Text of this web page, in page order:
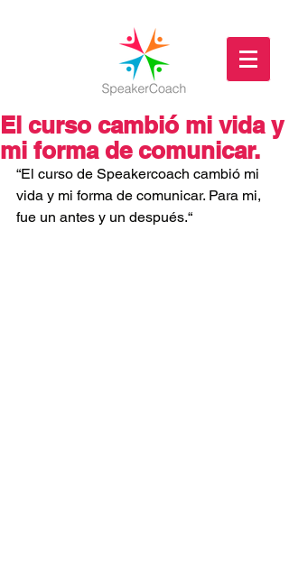
El curso cambió mi vida y
mi forma de comunicar.
“El curso de Speakercoach cambió mi
vida y mi forma de comunicar. Para mi,
fue un antes y un después.“